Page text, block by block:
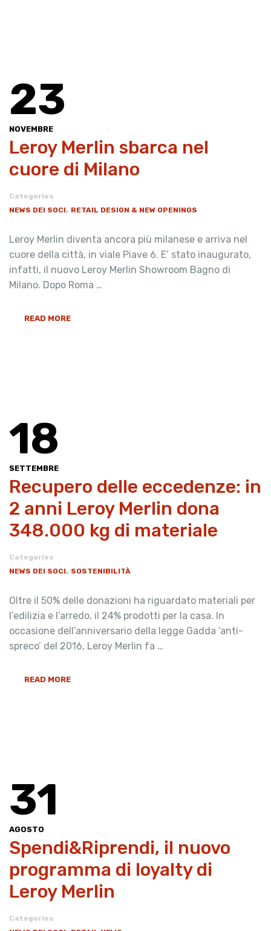
23
NOVEMBRE
​Leroy Merlin sbarca nel
cuore di Milano
Categories
NEWS DEI SOCI, RETAIL DESIGN & NEW OPENINGS
Leroy Merlin diventa ancora più milanese e arriva nel
cuore della città, in viale Piave 6. E’ stato inaugurato,
infatti, il nuovo Leroy Merlin Showroom Bagno di
Milano. Dopo Roma …
READ MORE
18
SETTEMBRE
Recupero delle eccedenze: in
2 anni Leroy Merlin dona
348.000 kg di materiale
Categories
NEWS DEI SOCI, SOSTENIBILITÀ
Oltre il 50% delle donazioni ha riguardato materiali per
l’edilizia e l’arredo, il 24% prodotti per la casa. In
occasione dell’anniversario della legge Gadda ‘anti-
spreco’ del 2016, Leroy Merlin fa …
READ MORE
31
AGOSTO
Spendi&Riprendi, il nuovo
programma di loyalty di
Leroy Merlin
Categories